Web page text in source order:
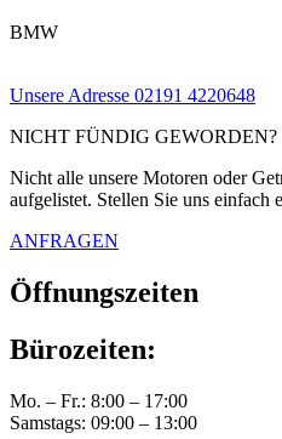
BMW
Unsere Adresse 02191 4220648
NICHT FÜNDIG GEWORDEN?
Nicht alle unsere Motoren oder
aufgelistet. Stellen Sie uns einfach
ANFRAGEN
Öffnungszeiten
Bürozeiten:
Mo. – Fr.: 8:00 – 17:00
Samstags: 09:00 – 13:00